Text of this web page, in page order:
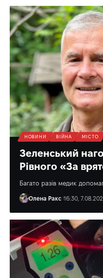
НОВИНИ ВІЙНА МІСТО
Зеленський
Рівного «За
Багато разів медик
Олена Ракс 16:30,